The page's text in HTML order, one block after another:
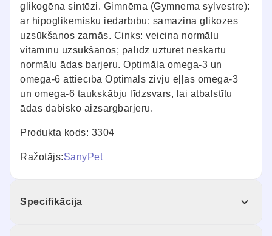
glikogēna sintēzi. Gimnēma (Gymnema sylvestre):
ar hipoglikēmisku iedarbību: samazina glikozes
uzsūkšanos zarnās. Cinks: veicina normālu
vitamīnu uzsūkšanos; palīdz uzturēt neskartu
normālu ādas barjeru. Optimāla omega-3 un
omega-6 attiecība Optimāls zivju eļļas omega-3
un omega-6 taukskābju līdzsvars, lai atbalstītu
ādas dabisko aizsargbarjeru.
Produkta kods: 3304
Ražotājs:SanyPet
Specifikācija